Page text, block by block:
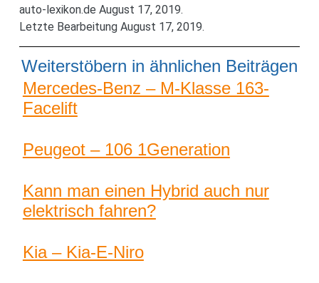
auto-lexikon.de August 17, 2019.
Letzte Bearbeitung August 17, 2019.
Weiterstöbern in ähnlichen Beiträgen
Mercedes-Benz – M-Klasse 163-
Facelift
Peugeot – 106 1Generation
Kann man einen Hybrid auch nur
elektrisch fahren?
Kia – Kia-E-Niro